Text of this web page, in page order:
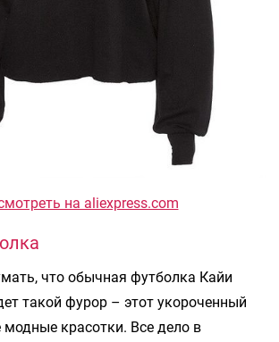
на aliexpress.com
что обычная футболка Кайи
такой фурор – этот укороченный
модные красотки. Все дело в